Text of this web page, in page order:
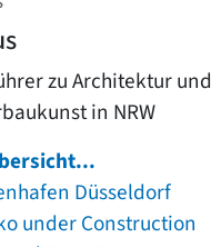
zu Architektur und
in NRW
Düsseldorf
under Construction